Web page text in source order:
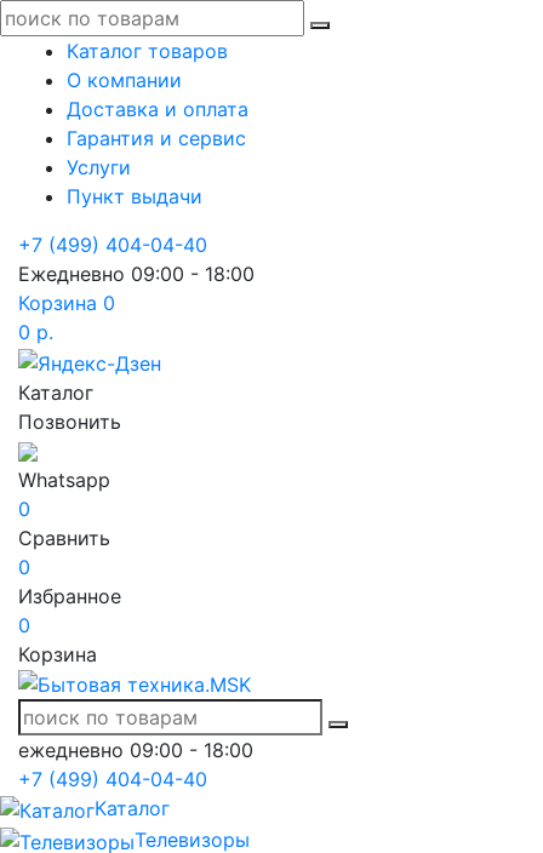
Каталог товаров
О компании
Доставка и оплата
Гарантия и сервис
Услуги
Пункт выдачи
+7 (499) 404-04-40
Ежедневно 09:00 - 18:00
Корзина 0
0 р.
Каталог
Позвонить
Whatsapp
0
Сравнить
0
Избранное
0
Корзина
ежедневно 09:00 - 18:00
+7 (499) 404-04-40
Каталог
Телевизоры